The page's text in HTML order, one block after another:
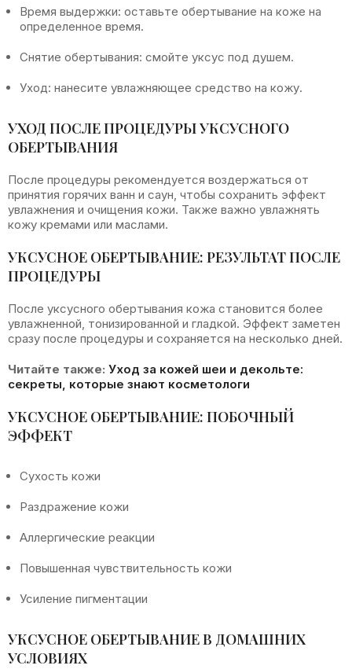
Время выдержки: оставьте обертывание на коже на
определенное время.
Снятие обертывания: смойте уксус под душем.
Уход: нанесите увлажняющее средство на кожу.
УХОД ПОСЛЕ ПРОЦЕДУРЫ УКСУСНОГО
ОБЕРТЫВАНИЯ
После процедуры рекомендуется воздержаться от
принятия горячих ванн и саун, чтобы сохранить эффект
увлажнения и очищения кожи. Также важно увлажнять
кожу кремами или маслами.
УКСУСНОЕ ОБЕРТЫВАНИЕ: РЕЗУЛЬТАТ ПОСЛЕ
ПРОЦЕДУРЫ
После уксусного обертывания кожа становится более
увлажненной, тонизированной и гладкой. Эффект заметен
сразу после процедуры и сохраняется на несколько дней.
Читайте также: Уход за кожей шеи и декольте:
секреты, которые знают косметологи
УКСУСНОЕ ОБЕРТЫВАНИЕ: ПОБОЧНЫЙ
ЭФФЕКТ
Сухость кожи
Раздражение кожи
Аллергические реакции
Повышенная чувствительность кожи
Усиление пигментации
УКСУСНОЕ ОБЕРТЫВАНИЕ В ДОМАШНИХ
УСЛОВИЯХ